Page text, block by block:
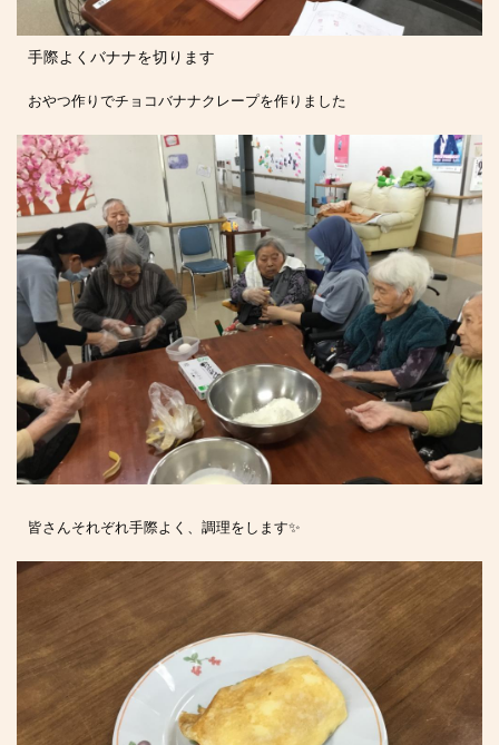
手際よくバナナを切ります
おやつ作りでチョコバナナクレープを作りました
皆さんそれぞれ手際よく、調理をします✨